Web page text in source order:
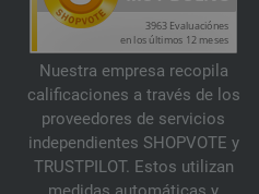
Nuestra empresa recopila
calificaciones a través de los
proveedores de servicios
independientes SHOPVOTE y
TRUSTPILOT. Estos utilizan